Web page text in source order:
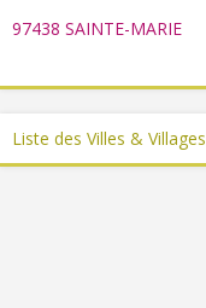
97438 SAINTE-MARIE
Liste des Villes & Villages